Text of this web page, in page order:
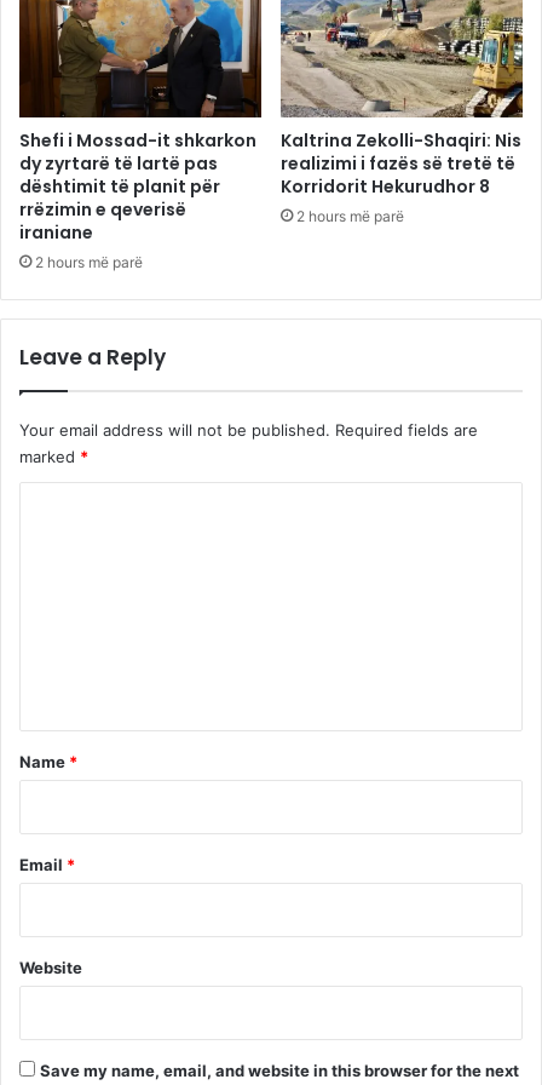
Shefi i Mossad-it shkarkon
dy zyrtarë të lartë pas
dështimit të planit për
rrëzimin e qeverisë
iraniane
2 hours më parë
Kaltrina Zekolli-Shaqiri: Nis
realizimi i fazës së tretë të
Korridorit Hekurudhor 8
2 hours më parë
Leave a Reply
Your email address will not be published. Required fields are
marked *
*
Name *
Email *
Website
Save my name, email, and website in this browser for the next